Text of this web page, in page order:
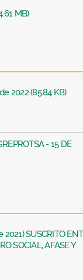
MB)
2022 (85.84 KB)
- 15 DE
SUSCRITO
SOCIAL, AFASE Y